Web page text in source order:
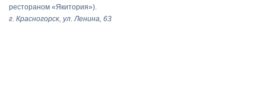
рестораном «Якитория»).
г. Красногорск, ул. Ленина, 63